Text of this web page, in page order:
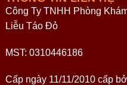
Công Ty TNHH Phòng
Liễu Táo Đỏ
MST: 0310446186
Cấp ngày 11/11/2010 cấp